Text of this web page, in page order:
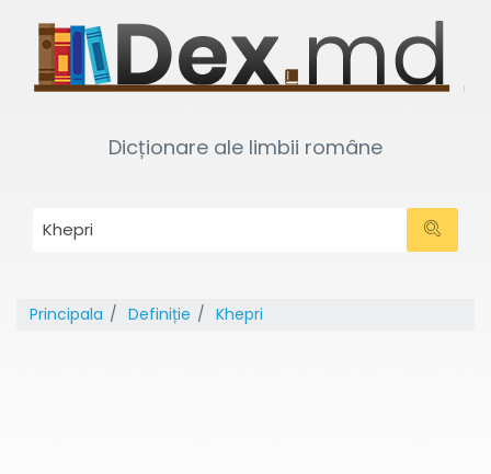
Dicționare ale limbii române
Principala Definiție Khepri